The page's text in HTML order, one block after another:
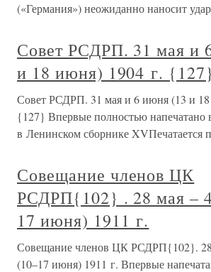
(«Германия») неожиданно наносит
Совет РСДРП. 31 мая и
и 18 июня) 1904 г. {127}
Совет РСДРП. 31 мая и 6 июня (13 и
{127} Впервые полностью напечатано
в Ленинском сборнике XVПечатается
Совещание членов ЦК
РСДРП{102} . 28 мая –
17 июня) 1911 г.
Совещание членов ЦК РСДРП{102}.
(10–17 июня) 1911 г. Впервые